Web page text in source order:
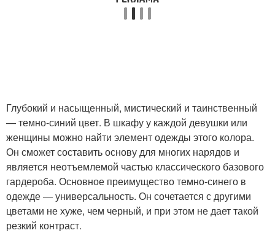
Глубокий и насыщенный, мистический и таинственный
— темно-синий цвет. В шкафу у каждой девушки или
женщины можно найти элемент одежды этого колора.
Он сможет составить основу для многих нарядов и
является неотъемлемой частью классического базового
гардероба. Основное преимущество темно-синего в
одежде — универсальность. Он сочетается с другими
цветами не хуже, чем черный, и при этом не дает такой
резкий контраст.